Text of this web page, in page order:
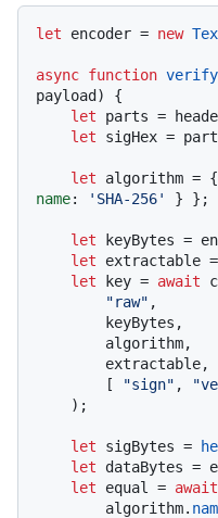
let encoder = new
async function
payload ) {
let parts =
let sigHex =
let algorithm = {
name: 'SHA-256' } };
let keyBytes =
let extractable =
let key = await
"raw" ,
        [
"sign" ,
let sigBytes =
let dataBytes =
let equal = await
        algorithm.